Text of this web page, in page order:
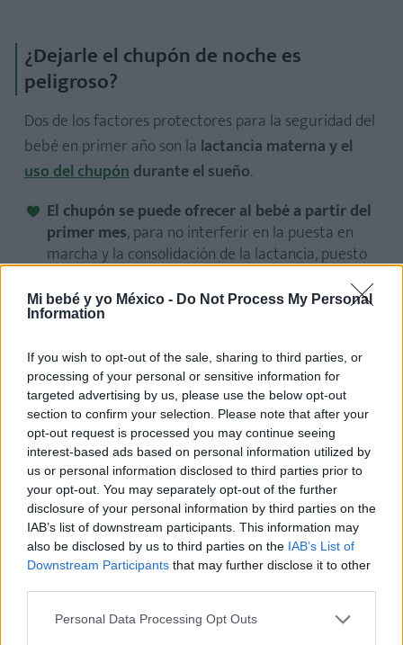
Mi bebé y yo México - Do Not Process My Personal
Information
If you wish to opt-out of the sale, sharing to third parties, or
processing of your personal or sensitive information for
targeted advertising by us, please use the below opt-out
section to confirm your selection. Please note that after your
opt-out request is processed you may continue seeing
interest-based ads based on personal information utilized by
us or personal information disclosed to third parties prior to
your opt-out. You may separately opt-out of the further
disclosure of your personal information by third parties on the
IAB’s list of downstream participants. This information may
also be disclosed by us to third parties on the IAB’s List of
Downstream Participants that may further disclose it to other
Personal Data Processing Opt Outs
¿Dejarle el chupón de noche es
peligroso?
Dos de los factores protectores para la seguridad del
bebé en primer año son la lactancia materna y el
uso del chupóndurante el sueño.
El chupón se puede ofrecer al bebé a partir del
primer mes, para no interferir en la puesta en
marcha y la consolidación de la lactancia, puesto
que las distintas modalidades de succión pueden
confundirle.
hay que insistir. Y, si durante el sueño, se le sale
de la boca, tampoco hay que volver a ponérselo.
.........
¿Tu bebé duerme bien o tienes alguna inquietud
con respecto a su sueño? ¿Cuáles son tus rituales
de las buenas noches?¡Déjanos tu comentario!
ELENA RUIZ
Elena Ruiz